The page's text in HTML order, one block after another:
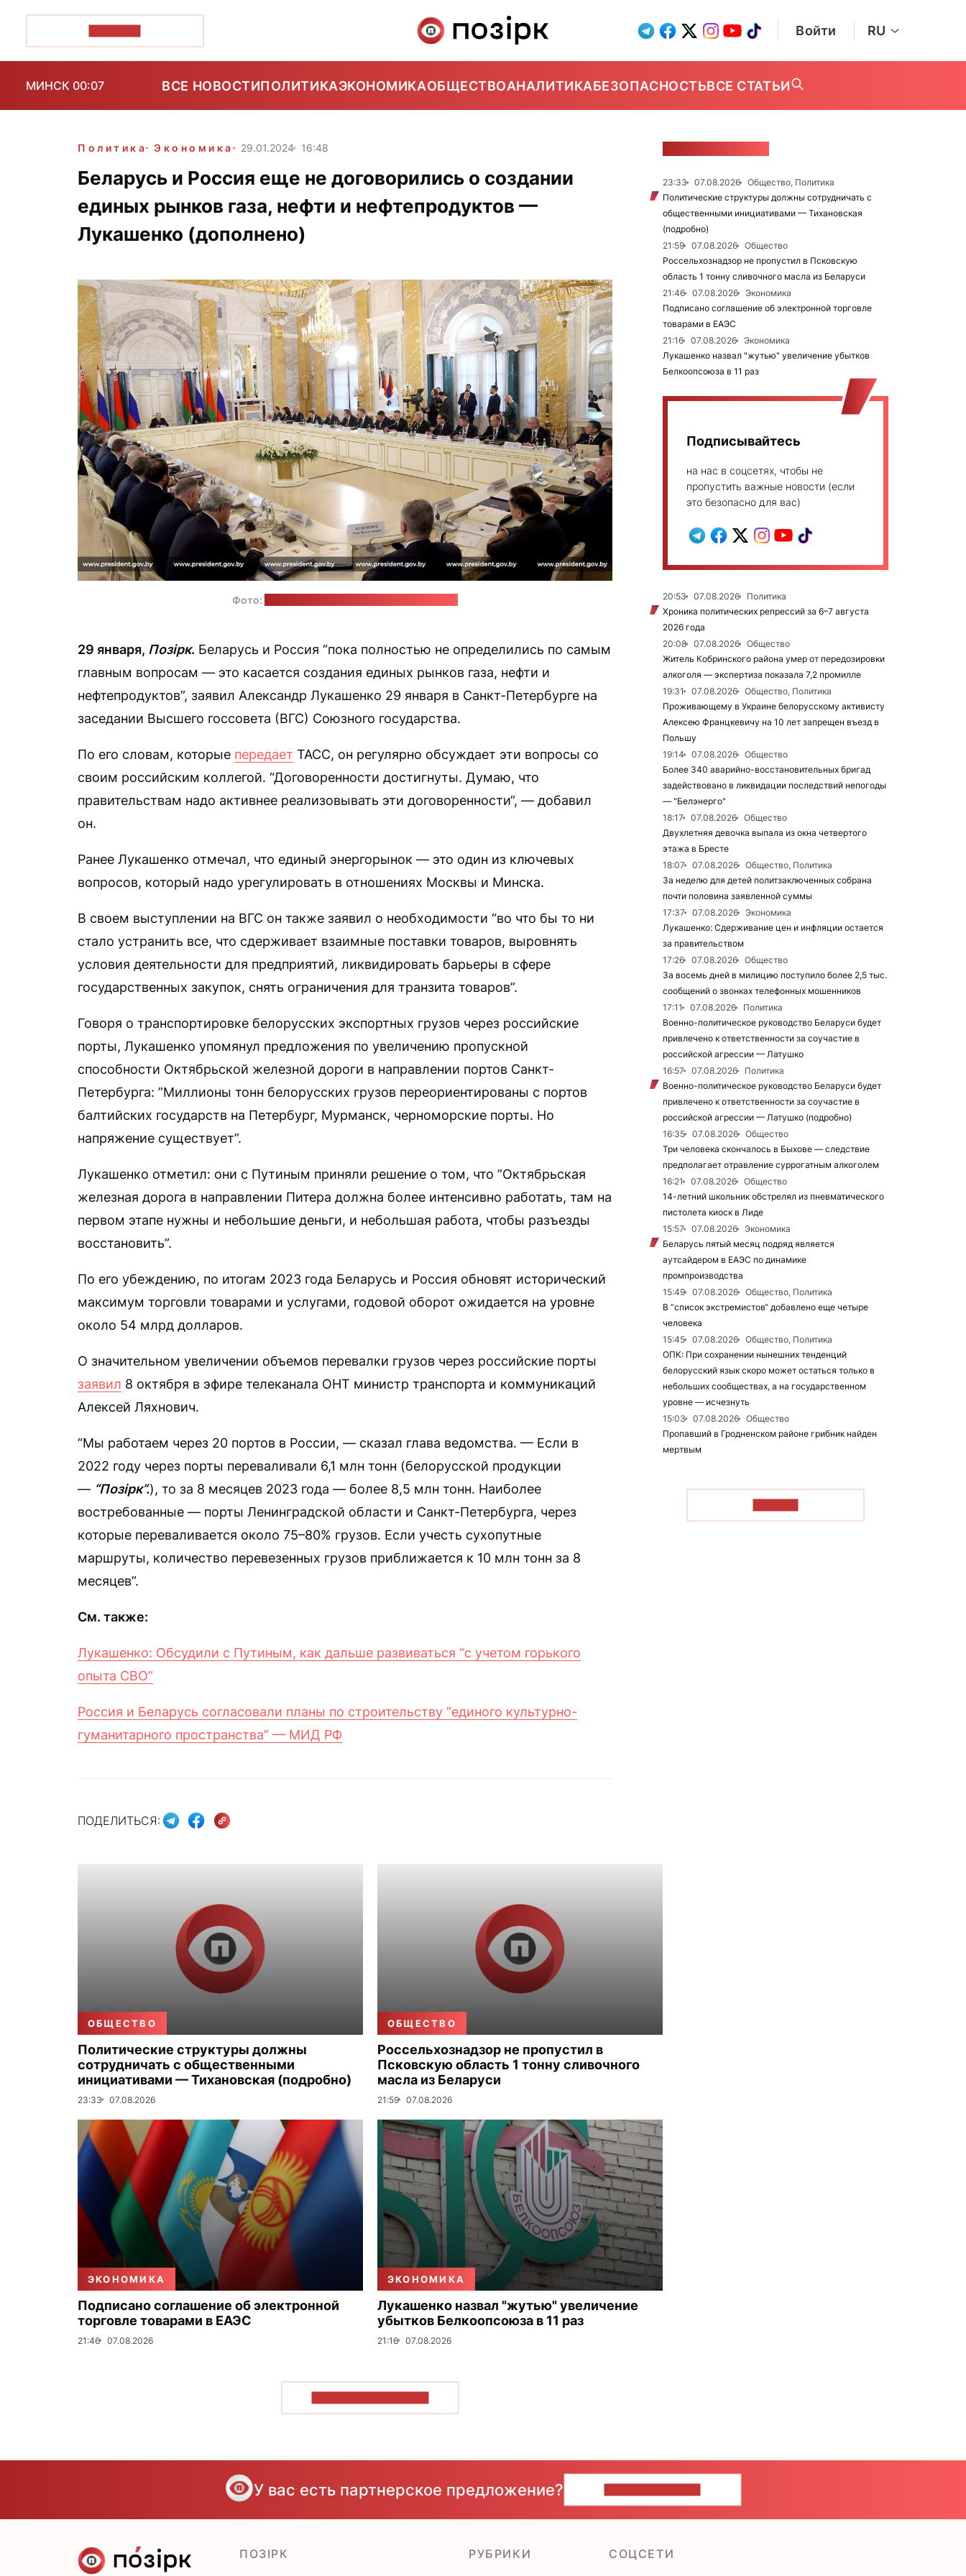
Войти RU
МИНСК 00:07 ВСЕ НОВОСТИПОЛИТИКАЭКОНОМИКАОБЩЕСТВОАНАЛИТИКАБЕЗОПАСНОСТЬВСЕ СТАТЬИ
Политика Экономика 29.01.2024 16:48
Беларусь и Россия еще не договорились о создании
единых рынков газа, нефти и нефтепродуктов —
Лукашенко (дополнено)
Фото:
29 января, Позірк. Беларусь и Россия “пока полностью не определились по самым
главным вопросам — это касается создания единых рынков газа, нефти и
нефтепродуктов”, заявил Александр Лукашенко 29 января в Санкт-Петербурге на
заседании Высшего госсовета (ВГС) Союзного государства.
По его словам, которые передает ТАСС, он регулярно обсуждает эти вопросы со
своим российским коллегой. “Договоренности достигнуты. Думаю, что
правительствам надо активнее реализовывать эти договоренности“, — добавил
он.
Ранее Лукашенко отмечал, что единый энергорынок — это один из ключевых
вопросов, который надо урегулировать в отношениях Москвы и Минска.
В своем выступлении на ВГС он также заявил о необходимости “во что бы то ни
стало устранить все, что сдерживает взаимные поставки товаров, выровнять
условия деятельности для предприятий, ликвидировать барьеры в сфере
государственных закупок, снять ограничения для транзита товаров”.
Говоря о транспортировке белорусских экспортных грузов через российские
порты, Лукашенко упомянул предложения по увеличению пропускной
способности Октябрьской железной дороги в направлении портов Санкт-
Петербурга: ”Миллионы тонн белорусских грузов переориентированы с портов
балтийских государств на Петербург, Мурманск, черноморские порты. Но
напряжение существует”.
Лукашенко отметил: они с Путиным приняли решение о том, что ”Октябрьская
железная дорога в направлении Питера должна более интенсивно работать, там на
первом этапе нужны и небольшие деньги, и небольшая работа, чтобы разъезды
восстановить”.
По его убеждению, по итогам 2023 года Беларусь и Россия обновят исторический
максимум торговли товарами и услугами, годовой оборот ожидается на уровне
около 54 млрд долларов.
О значительном увеличении объемов перевалки грузов через российские порты
заявил 8 октября в эфире телеканала ОНТ министр транспорта и коммуникаций
Алексей Ляхнович.
“Мы работаем через 20 портов в России, — сказал глава ведомства. — Если в
2022 году через порты переваливали 6,1 млн тонн (белорусской продукции
— “Позірк”.), то за 8 месяцев 2023 года — более 8,5 млн тонн. Наиболее
востребованные — порты Ленинградской области и Санкт-Петербурга, через
которые переваливается около 75–80% грузов. Если учесть сухопутные
маршруты, количество перевезенных грузов приближается к 10 млн тонн за 8
месяцев”.
См. также:
Лукашенко: Обсудили с Путиным, как дальше развиваться “с учетом горького
опыта СВО”
Россия и Беларусь согласовали планы по строительству “единого культурно-
гуманитарного пространства” — МИД РФ
ПОДЕЛИТЬСЯ:
ОБЩЕСТВО
Политические структуры должны
сотрудничать с общественными
инициативами — Тихановская (подробно)
23:33 07.08.2026
ОБЩЕСТВО
Россельхознадзор не пропустил в
Псковскую область 1 тонну сливочного
масла из Беларуси
21:59 07.08.2026
ЭКОНОМИКА
Подписано соглашение об электронной
торговле товарами в ЕАЭС
21:46 07.08.2026
ЭКОНОМИКА
Лукашенко назвал "жутью" увеличение
убытков Белкоопсоюза в 11 раз
21:16 07.08.2026
23:33 07.08.2026
Общество, Политика
Политические структуры должны сотрудничать с
общественными инициативами — Тихановская
(подробно)
21:59
07.08.2026
Общество
Россельхознадзор не пропустил в Псковскую
область 1 тонну сливочного масла из Беларуси
21:46
07.08.2026
Экономика
Подписано соглашение об электронной торговле
товарами в ЕАЭС
21:16
07.08.2026
Экономика
Лукашенко назвал "жутью" увеличение убытков
Белкоопсоюза в 11 раз
Подписывайтесь
на нас в соцсетях, чтобы не
пропустить важные новости (если
это безопасно для вас)
20:53 07.08.2026
Политика
Хроника политических репрессий за 6–7 августа
2026 года
20:08
07.08.2026
Общество
Житель Кобринского района умер от передозировки
алкоголя — экспертиза показала 7,2 промилле
19:31
07.08.2026
Общество, Политика
Проживающему в Украине белорусскому активисту
Алексею Францкевичу на 10 лет запрещен въезд в
Польшу
19:14
07.08.2026
Общество
Более 340 аварийно-восстановительных бригад
задействовано в ликвидации последствий непогоды
— "Белэнерго"
18:17
07.08.2026
Общество
Двухлетняя девочка выпала из окна четвертого
этажа в Бресте
18:07
07.08.2026
Общество, Политика
За неделю для детей политзаключенных собрана
почти половина заявленной суммы
17:37
07.08.2026
Экономика
Лукашенко: Сдерживание цен и инфляции остается
за правительством
17:26
07.08.2026
Общество
За восемь дней в милицию поступило более 2,5 тыс.
сообщений о звонках телефонных мошенников
17:11
07.08.2026
Политика
Военно-политическое руководство Беларуси будет
привлечено к ответственности за соучастие в
российской агрессии — Латушко
16:57
07.08.2026
Политика
Военно-политическое руководство Беларуси будет
привлечено к ответственности за соучастие в
российской агрессии — Латушко (подробно)
16:35
07.08.2026
Общество
Три человека скончалось в Быхове — следствие
предполагает отравление суррогатным алкоголем
16:21
07.08.2026
Общество
14-летний школьник обстрелял из пневматического
пистолета киоск в Лиде
15:57
07.08.2026
Экономика
Беларусь пятый месяц подряд является
аутсайдером в ЕАЭС по динамике
промпроизводства
15:49
07.08.2026
Общество, Политика
В “список экстремистов“ добавлено еще четыре
человека
15:45
07.08.2026
Общество, Политика
ОПК: При сохранении нынешних тенденций
белорусский язык скоро может остаться только в
небольших сообществах, а на государственном
уровне — исчезнуть
15:03
07.08.2026
Общество
Пропавший в Гродненском районе грибник найден
мертвым
У вас есть партнерское предложение?
ПОЗІРК РУБРИКИ CОЦСЕТИ